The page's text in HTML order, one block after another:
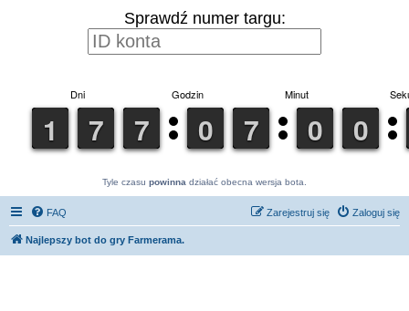
Sprawdź numer targu:
Tyle czasu powinna działać obecna wersja bota.
FAQ Zaloguj się
Zarejestruj się
Najlepszy bot do gry Farmerama.